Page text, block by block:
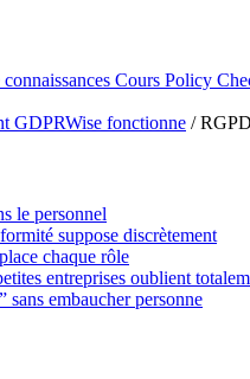
Cours Policy
GDPRWise fonctionne /
le personnel
suppose discrètement
chaque rôle
entreprises oublient
sans embaucher personne